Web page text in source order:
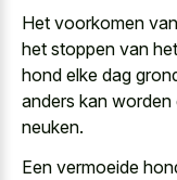
Het voorkomen
het stoppen van
hond elke dag
anders kan worden
neuken.
Een vermoeide